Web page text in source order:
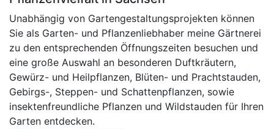
Unabhängig von Gartengestaltungsprojekten können
Sie als Garten- und Pflanzenliebhaber meine Gärtnerei
zu den entsprechenden Öffnungszeiten besuchen und
eine große Auswahl an besonderen Duftkräutern,
Gewürz- und Heilpflanzen, Blüten- und Prachtstauden,
Gebirgs-, Steppen- und Schattenpflanzen, sowie
insektenfreundliche Pflanzen und Wildstauden für Ihren
Garten entdecken.